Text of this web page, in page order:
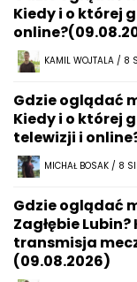
Kiedy i o której
KAMIL WOJTALA / 8
Gdzie oglądać
Kiedy i o której
telewizji i
MICHAŁ BOSAK / 8
Gdzie oglądać
Zagłębie
transmisja
(09.08.2026)